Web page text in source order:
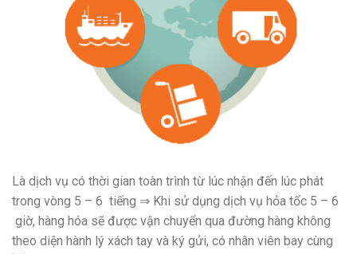
Là dịch vụ có thời gian toàn trình từ lúc nhận đến lúc phát
trong vòng 5 – 6 tiếng ⇒ Khi sử dụng dịch vụ hỏa tốc 5 – 6
giờ, hàng hóa sẽ được vận chuyển qua đường hàng không
theo diện hành lý xách tay và ký gửi, có nhân viên bay cùng